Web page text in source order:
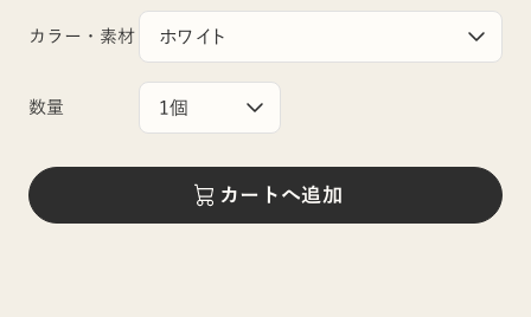
カラー・素材
数量
カートへ追加